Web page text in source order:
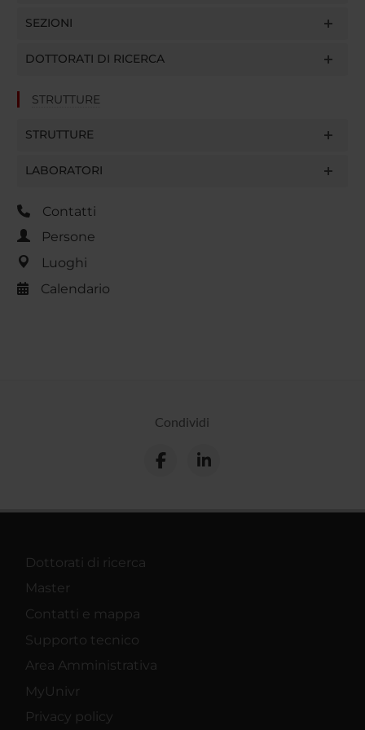
SEZIONI
DOTTORATI DI RICERCA
STRUTTURE
STRUTTURE
LABORATORI
Contatti
Persone
Luoghi
Calendario
Condividi
Dottorati di ricerca
Master
Contatti e mappa
Supporto tecnico
Area Amministrativa
MyUnivr
Privacy policy